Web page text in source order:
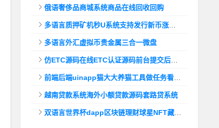
俄语奢侈品商城系统商品在线回收回购
多语言质押矿机秒U系统支持发行新币涨幅调控+代理后台
多语言外汇虚拟币贵金属三合一微盘
仿ETC源码在线ETC认证源码前台提交后台查询
前端后端uinapp猫大大养猫工具做任务看广告邀好友即可获得收益猫力合成游戏
越南贷款系统海外小额贷款源码套路贷系统
双语言世界杯dapp区块链理财球星NFT藏品投资带uinapp源码